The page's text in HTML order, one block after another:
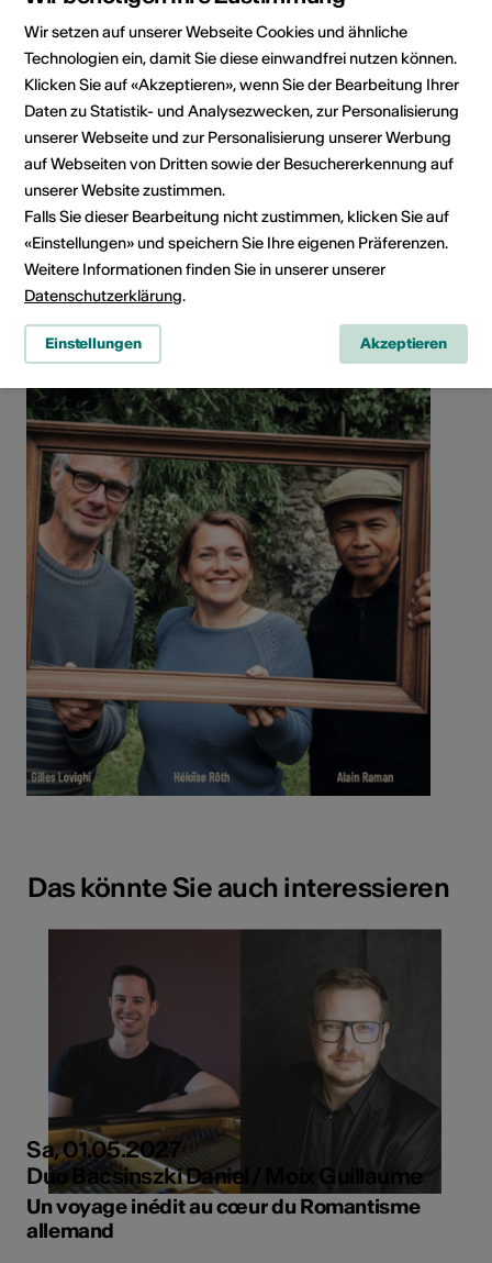
Route des Bernunes 60, 3960 SIERRE
Route planen
ÖV Fahrplan
Das könnte Sie auch interessieren
Sa, 01.05.2027
Duo Bacsinszki Daniel / Moix Guillaume
Un voyage inédit au cœur du Romantisme
allemand
Wir setzen auf unserer Webseite Cookies und ähnliche
Technologien ein, damit Sie diese einwandfrei nutzen können.
Klicken Sie auf «Akzeptieren», wenn Sie der Bearbeitung Ihrer
Daten zu Statistik- und Analysezwecken, zur Personalisierung
unserer Webseite und zur Personalisierung unserer Werbung
auf Webseiten von Dritten sowie der Besuchererkennung auf
unserer Website zustimmen.
Falls Sie dieser Bearbeitung nicht zustimmen, klicken Sie auf
«Einstellungen» und speichern Sie Ihre eigenen Präferenzen.
Weitere Informationen finden Sie in unserer unserer
Datenschutzerklärung.
Einstellungen Akzeptieren